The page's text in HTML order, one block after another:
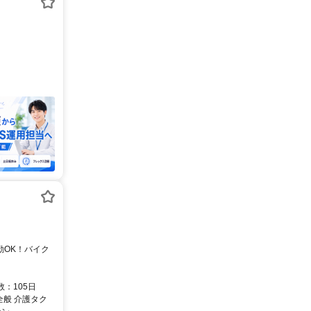
：105日
介護タク